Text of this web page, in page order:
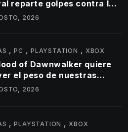
reparte golpes contra los
en su nuevo tráiler
2026
,PC ,PLAYSTATION , XBOX
of Dawnwalker quiere
el peso de nuestras
a los RPG de mundo
2026
,PLAYSTATION ,XBOX